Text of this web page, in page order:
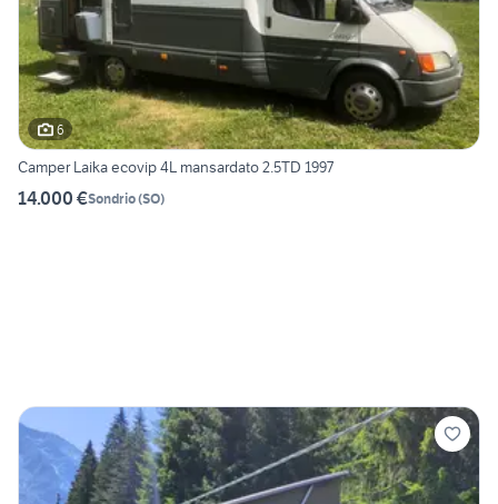
6
Camper Laika ecovip 4L mansardato 2.5TD 1997
14.000 €Sondrio(SO)